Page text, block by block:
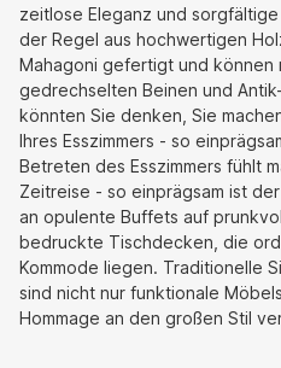
zeitlose Eleganz und
der Regel aus hochwertigen
Mahagoni gefertigt und können
gedrechselten Beinen und
könnten Sie denken, Sie
Ihres Esszimmers - so
Betreten des Esszimmers fühlt
Zeitreise - so einprägsam ist
an opulente Buffets auf
bedruckte Tischdecken, die
Kommode liegen. Traditionelle
sind nicht nur funktionale
Hommage an den großen Stil